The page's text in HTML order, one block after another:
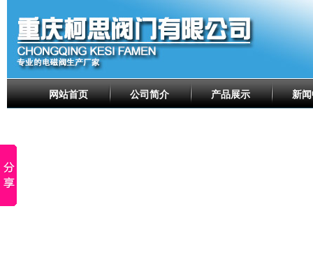
网站首页 公司简介 产品展示 新